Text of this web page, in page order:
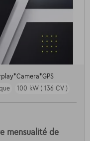
100 kW ( 136 CV )
mensualité de